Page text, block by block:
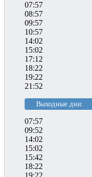
07:57
08:57
09:57
10:57
14:02
15:02
17:12
18:22
19:22
21:52
Выходные дни:
07:57
09:52
14:02
15:02
15:42
18:22